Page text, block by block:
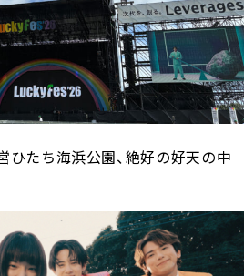
ひたち海浜公園、絶好の好天の中